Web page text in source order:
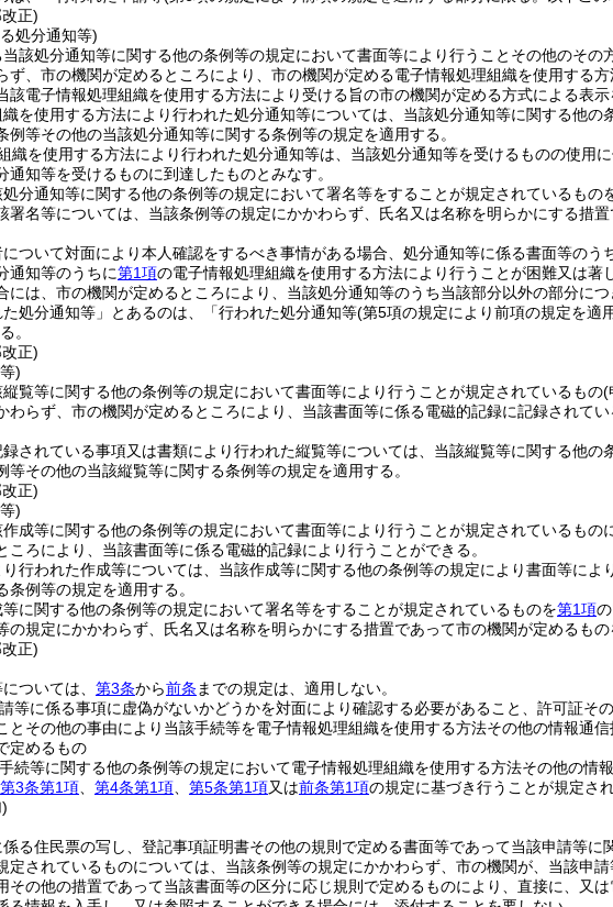
正)
処分通知等)
該処分通知等に関する他の条例等の規定において書面等により行うことその他のそ
ず、市の機関が定めるところにより、市の機関が定める電子情報処理組織を使用する方
該電子情報処理組織を使用する方法により受ける旨の市の機関が定める方式による表示
を使用する方法により行われた処分通知等については、当該処分通知等に関する他の
例等その他の当該処分通知等に関する条例等の規定を適用する。
織を使用する方法により行われた処分通知等は、当該処分通知等を受けるものの使用
通知等を受けるものに到達したものとみなす。
分通知等に関する他の条例等の規定において署名等をすることが規定されているもの
署名等については、当該条例等の規定にかかわらず、氏名又は名称を明らかにする措
ついて対面により本人確認をするべき事情がある場合、処分通知等に係る書面等のう
通知等のうちに第1項の電子情報処理組織を使用する方法により行うことが困難又は著
には、市の機関が定めるところにより、当該処分通知等のうち当該部分以外の部分につ
処分通知等」とあるのは、「行われた処分通知等(第5項の規定により前項の規定を適
。
正)
)
覧等に関する他の条例等の規定において書面等により行うことが規定されているもの(
わらず、市の機関が定めるところにより、当該書面等に係る電磁的記録に記録されて
されている事項又は書類により行われた縦覧等については、当該縦覧等に関する他の
等その他の当該縦覧等に関する条例等の規定を適用する。
正)
)
成等に関する他の条例等の規定において書面等により行うことが規定されているもの
ころにより、当該書面等に係る電磁的記録により行うことができる。
行われた作成等については、当該作成等に関する他の条例等の規定により書面等に
例等の規定を適用する。
に関する他の条例等の規定において署名等をすることが規定されているものを第1項
の規定にかかわらず、氏名又は名称を明らかにする措置であって市の機関が定めるもの
正)
ついては、 第3条から前条 までの規定は、適用しない。
等に係る事項に虚偽がないかどうかを対面により確認する必要があること、許可証そ
とその他の事由により当該手続等を電子情報処理組織を使用する方法その他の情報通
定めるもの
続等に関する他の条例等の規定において電子情報処理組織を使用する方法その他の情
第3条第1項 第4条第1項 第5条第1項又は前条第1項の規定に基づき行うことが規定さ
る住民票の写し、登記事項証明書その他の規則で定める書面等であって当該申請等
定されているものについては、当該条例等の規定にかかわらず、市の機関が、当該申
その他の措置であって当該書面等の区分に応じ規則で定めるものにより、直接に、又